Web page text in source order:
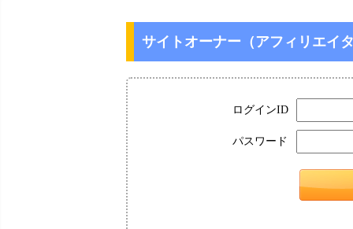
サイトオーナー（アフィリエイ
ログインID
パスワード